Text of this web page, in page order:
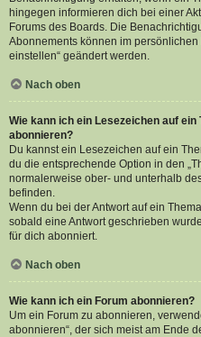
hingegen informieren dich bei einer
Forums des Boards. Die
Abonnements können im
einstellen“ geändert werden.
Nach oben
Wie kann ich ein Lesezeichen auf
abonnieren?
Du kannst ein Lesezeichen auf ein
du die entsprechende Option in den
normalerweise ober- und unterhalb
befinden.
Wenn du bei der Antwort auf ein
sobald eine Antwort geschrieben
für dich abonniert.
Nach oben
Wie kann ich ein Forum abonnieren?
Um ein Forum zu abonnieren,
abonnieren“, der sich meist am Ende